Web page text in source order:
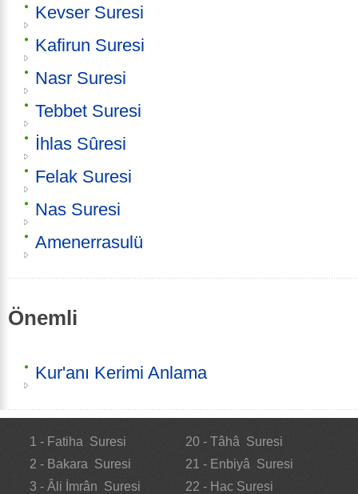
Kevser Suresi
Kafirun Suresi
Nasr Suresi
Tebbet Suresi
İhlas Sûresi
Felak Suresi
Nas Suresi
Amenerrasulü
Önemli
Kur'anı Kerimi Anlama
1 - Fatiha Suresi
2 - Bakara Suresi
3 - Âli İmrân Suresi
20 - Tâhâ Suresi
21 - Enbiyâ Suresi
22 - Hac Suresi